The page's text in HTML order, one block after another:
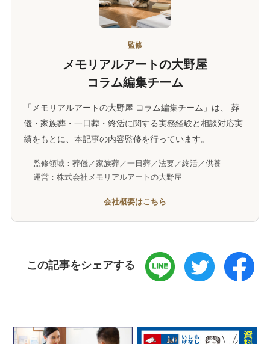
監修
メモリアルアートの大野屋
コラム編集チーム
「メモリアルアートの大野屋 コラム編集チーム」は、 葬
儀・家族葬・一日葬・終活に関する実務経験と相談対応実
績をもとに、本記事の内容監修を行っています。
監修領域：葬儀／家族葬／一日葬／法要／終活／供養
運営：株式会社メモリアルアートの大野屋
会社概要はこちら
この記事をシェアする